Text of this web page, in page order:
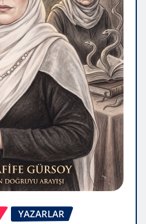
YAZARLAR